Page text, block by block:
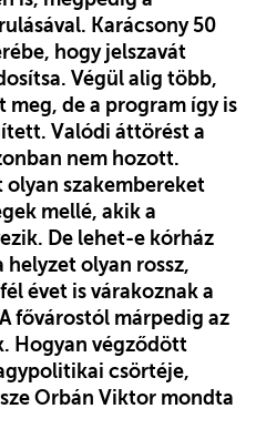
Karácsony 50
hogy jelszavát
Végül alig több,
meg, de a program így is
Valódi áttörést a
nem hozott.
olyan szakembereket
mellé, akik a
De lehet-e kórház
olyan rossz,
évet is várakoznak a
fővárostól márpedig az
Hogyan végződött
csörtéje,
Orbán Viktor mondta